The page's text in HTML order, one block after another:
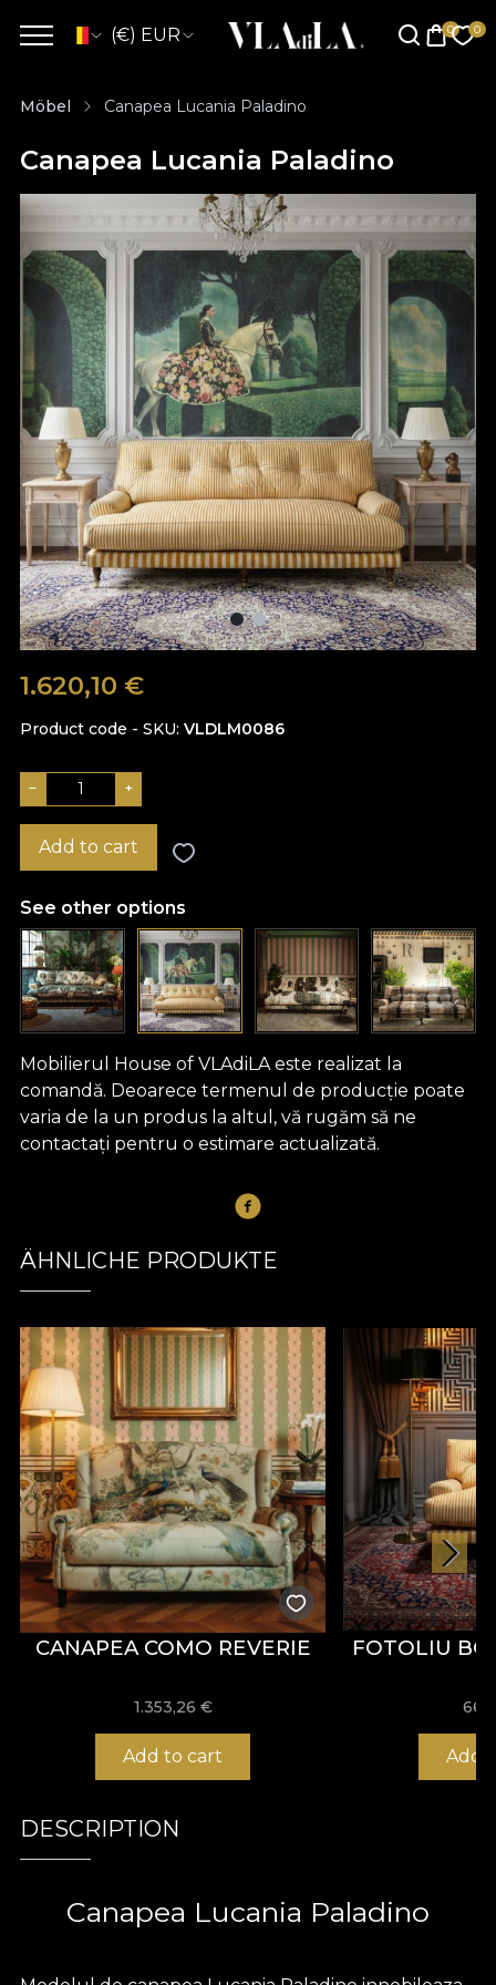
(€) EUR
Möbel Canapea Lucania Paladino
Canapea Lucania Paladino
1.620,10 €
Product code - SKU VLDLM0086
− +
Add to cart
See other options
Mobilierul House of VLAdiLA este realizat la
comandă. Deoarece termenul de producție poate
varia de la un produs la altul, vă rugăm să ne
contactați pentru o estimare actualizată.
ÄHNLICHE PRODUKTE
CANAPEA COMO REVERIE
1.353,26 €
Add to cart
FOTOLIU
Add
DESCRIPTION
Canapea Lucania Paladino